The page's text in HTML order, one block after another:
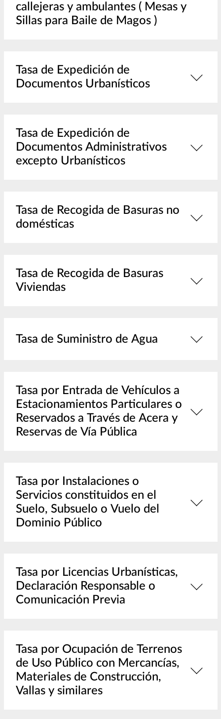
callejeras y ambulantes ( Mesas y
Sillas para Baile de Magos )
Tasa de Expedición de
Documentos Urbanísticos
Tasa de Expedición de
Documentos Administrativos
excepto Urbanísticos
Tasa de Recogida de Basuras no
domésticas
Tasa de Recogida de Basuras
Viviendas
Tasa de Suministro de Agua
Tasa por Entrada de Vehículos a
Estacionamientos Particulares o
Reservados a Través de Acera y
Reservas de Vía Pública
Tasa por Instalaciones o
Servicios constituidos en el
Suelo, Subsuelo o Vuelo del
Dominio Público
Tasa por Licencias Urbanísticas,
Declaración Responsable o
Comunicación Previa
Tasa por Ocupación de Terrenos
de Uso Público con Mercancías,
Materiales de Construcción,
Vallas y similares